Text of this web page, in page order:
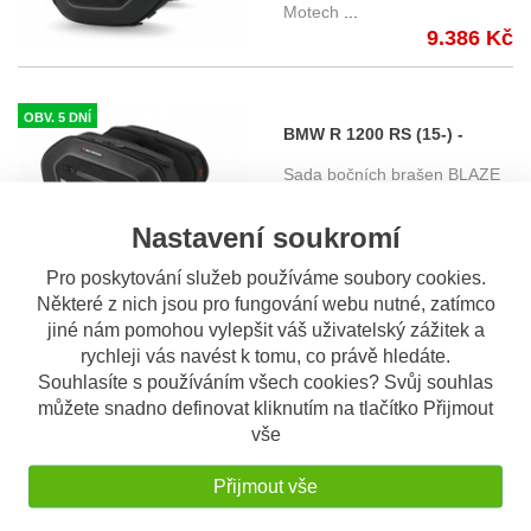
Nastavení soukromí
Pro poskytování služeb používáme soubory cookies.
Některé z nich jsou pro fungování webu nutné, zatímco
jiné nám pomohou vylepšit váš uživatelský zážitek a
rychleji vás navést k tomu, co právě hledáte.
Souhlasíte s používáním všech cookies? Svůj souhlas
můžete snadno definovat kliknutím na tlačítko Přijmout
vše
Přijmout vše
objem 2 x 15 až 20 l.
Motech
9.386 Kč
OBV. 5 DNÍ
BMW R 1200 RS (15-) -
boční brašny BLAZE PRO s
objem 2 x 15 až 20 l.
Sada bočních brašen BLAZE
OBV. 5 DNÍ
BMW R 1250 R (19-) - boční
brašny BLAZE PRO s
podpěrami, SW-Motech
Sada bočních brašen BLAZE
PRO s podpěrami - SW-